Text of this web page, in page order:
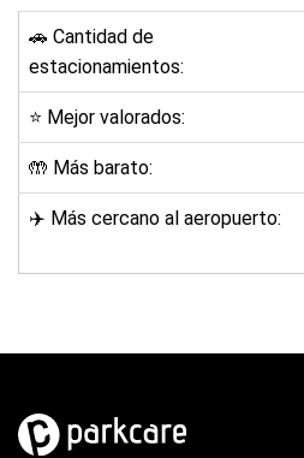
🚗 Cantidad de
estacionamientos:
⭐ Mejor valorados:
🤲 Más barato:
✈️ Más cercano al aeropuerto: